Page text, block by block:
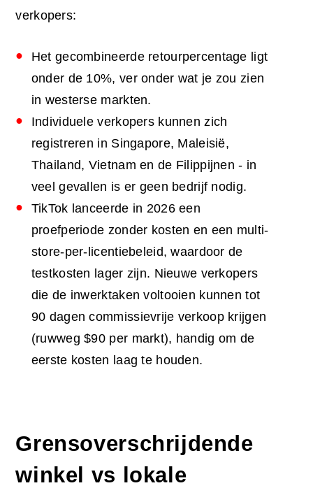
verkopers:
Het gecombineerde retourpercentage ligt
onder de 10%, ver onder wat je zou zien
in westerse markten.
Individuele verkopers kunnen zich
registreren in Singapore, Maleisië,
Thailand, Vietnam en de Filippijnen - in
veel gevallen is er geen bedrijf nodig.
TikTok lanceerde in 2026 een
proefperiode zonder kosten en een multi-
store-per-licentiebeleid, waardoor de
testkosten lager zijn. Nieuwe verkopers
die de inwerktaken voltooien kunnen tot
90 dagen commissievrije verkoop krijgen
(ruwweg $90 per markt), handig om de
eerste kosten laag te houden.
Grensoverschrijdende
winkel vs lokale